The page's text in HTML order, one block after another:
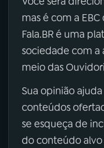
mas é com a
Fala.BR é uma
sociedade com
meio das
Sua opinião
conteúdos
se esqueça de
do conteúdo alvo